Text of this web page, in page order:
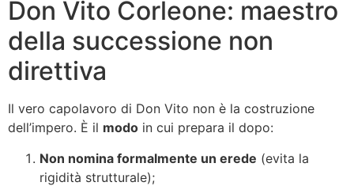
Don Vito Corleone: maestro
della successione non
direttiva
Il vero capolavoro di Don Vito non è la costruzione
dell’impero. È il modo in cui prepara il dopo:
Non nomina formalmente un erede (evita la
rigidità strutturale);